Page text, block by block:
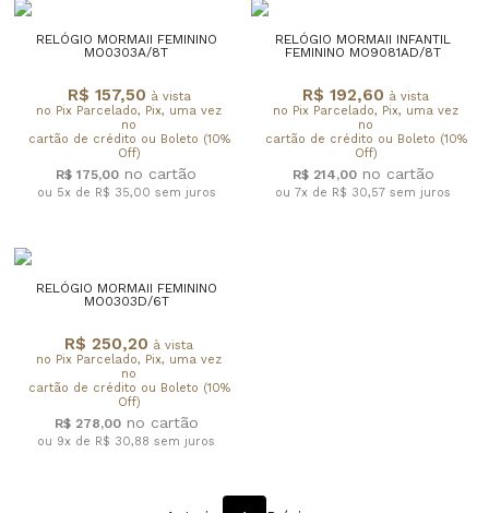
RELÓGIO MORMAII FEMININO
MO0303A/8T
R$ 157,50 à vista
no Pix Parcelado, Pix, uma vez
no
cartão de crédito ou Boleto (10%
Off)
R$ 175,00
ou 5x de R$ 35,00 sem juros
RELÓGIO MORMAII INFANTIL
FEMININO MO9081AD/8T
R$ 192,60 à vista
no Pix Parcelado, Pix, uma vez
no
cartão de crédito ou Boleto (10%
Off)
R$ 214,00
ou 7x de R$ 30,57 sem juros
RELÓGIO MORMAII FEMININO
MO0303D/6T
R$ 250,20 à vista
no Pix Parcelado, Pix, uma vez
no
cartão de crédito ou Boleto (10%
Off)
R$ 278,00
ou 9x de R$ 30,88 sem juros